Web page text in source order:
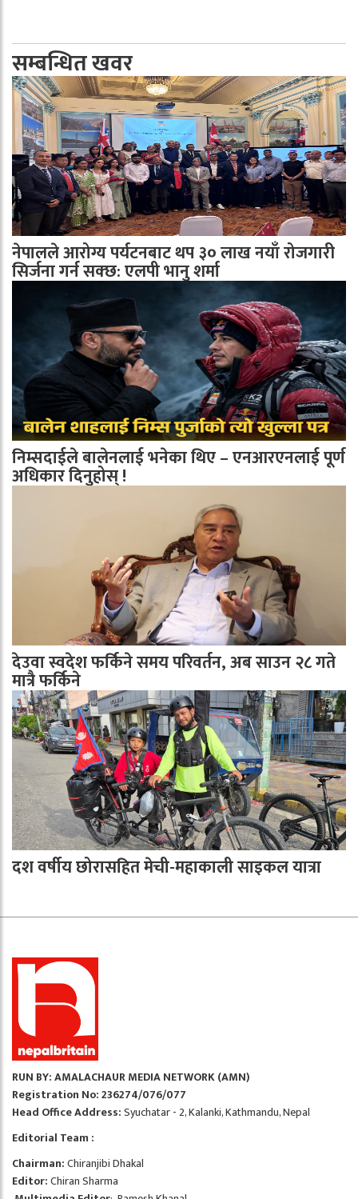
सम्बन्धित खवर
नेपालले आरोग्य पर्यटनबाट थप ३० लाख नयाँ रोजगारी
सिर्जना गर्न सक्छ: एलपी भानु शर्मा
निम्सदाईले बालेनलाई भनेका थिए – एनआरएनलाई पूर्ण
अधिकार दिनुहोस् !
देउवा स्वदेश फर्किने समय परिवर्तन, अब साउन २८ गते
मात्रै फर्किने
दश वर्षीय छोरासहित मेची-महाकाली साइकल यात्रा
RUN BY: AMALACHAUR MEDIA NETWORK (AMN)
Registration No: 236274/076/077
Head Office Address:Syuchatar - 2, Kalanki, Kathmandu, Nepal
Editorial Team :
Chairman:Chiranjibi Dhakal
Editor:Chiran Sharma